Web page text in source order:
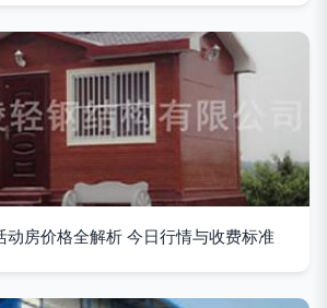
动房价格全解析 今日行情与收费标准